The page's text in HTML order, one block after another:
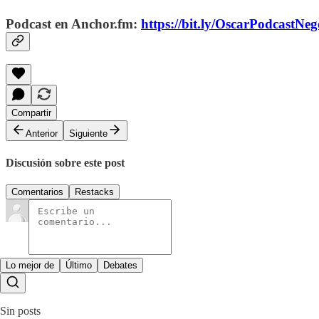
Podcast en Anchor.fm: https://bit.ly/
Compartir
Anterior
Siguiente
Discusión sobre este post
Comentarios Restacks
Lo mejor de Último Debates
Sin posts